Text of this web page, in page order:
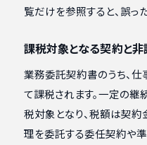
覧だけを参照すると、誤っ
課税対象となる契約と
業務委託契約書のうち、
て課税されます。一定の
税対象となり、税額は契
理を委託する委任契約や